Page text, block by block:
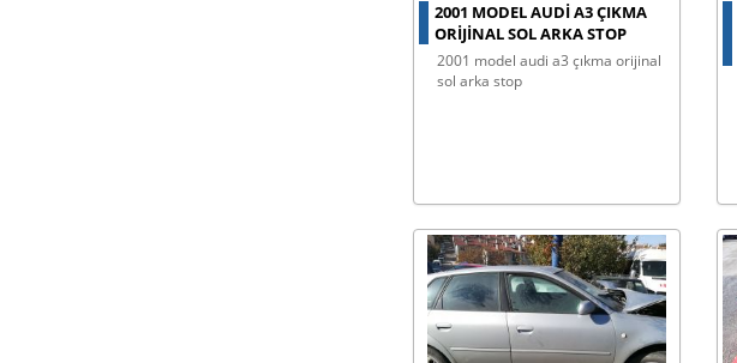
2001 MODEL AUDI A3 ÇIKMA
ORIJINAL SOL ARKA STOP
2001 model audi a3 çıkma orijinal
sol arka stop